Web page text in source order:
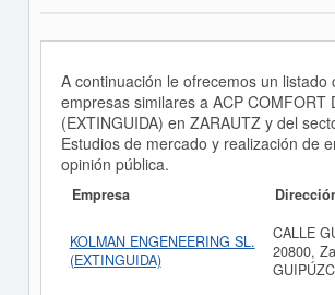
A continuación le ofrecemos un listado
empresas similares a ACP COMFORT
(EXTINGUIDA) en ZARAUTZ y del
Estudios de mercado y realización de
opinión pública.
Empresa
KOLMAN ENGENEERING SL.
(EXTINGUIDA)
CALLE
20800,